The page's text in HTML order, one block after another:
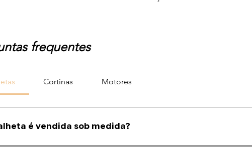
frequentes
Cortinas Motores
é vendida sob medida?